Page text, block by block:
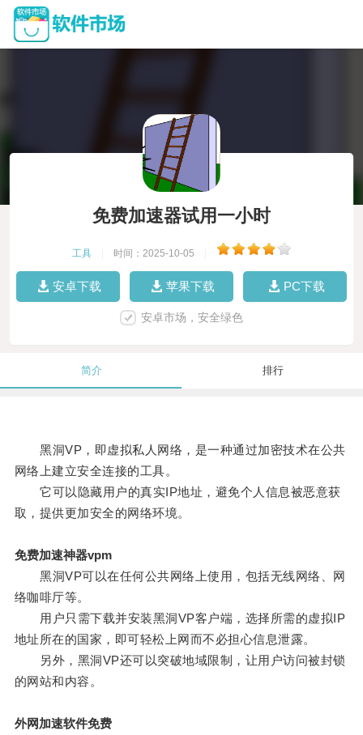
免费加速器试用一小时
工具 时间：2025-10-05
安卓下载 苹果下载 PC下载
安卓市场，安全绿色
简介 排行
黑洞VP，即虚拟私人网络，是一种通过加密技术在公共
网络上建立安全连接的工具。
它可以隐藏用户的真实IP地址，避免个人信息被恶意获
取，提供更加安全的网络环境。
免费加速神器vpm
黑洞VP可以在任何公共网络上使用，包括无线网络、网
络咖啡厅等。
用户只需下载并安装黑洞VP客户端，选择所需的虚拟IP
地址所在的国家，即可轻松上网而不必担心信息泄露。
另外，黑洞VP还可以突破地域限制，让用户访问被封锁
的网站和内容。
外网加速软件免费